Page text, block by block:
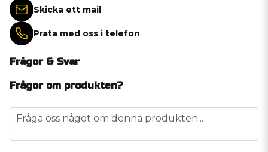
Skicka ett mail
Prata med oss i telefon
Frågor & Svar
Frågor om produkten?
question
Fråga oss något om denna produkten...